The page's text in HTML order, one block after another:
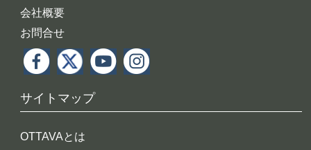
会社概要
お問合せ
サイトマップ
OTTAVAとは